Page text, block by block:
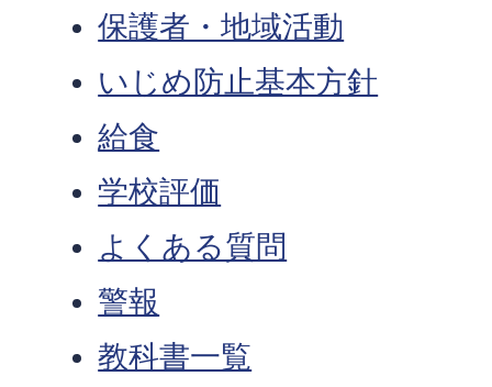
保護者・地域活動
いじめ防止基本方針
給食
学校評価
よくある質問
警報
教科書一覧